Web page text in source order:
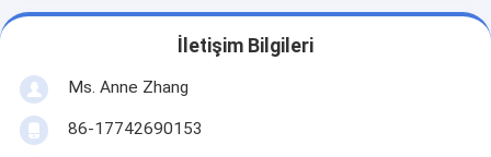
İletişim Bilgileri
Ms. Anne Zhang
86-17742690153